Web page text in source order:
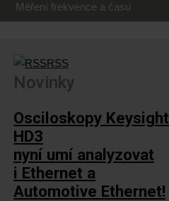
Měření frekvence a času
RSS
Novinky
Osciloskopy Keysight
HD3
nyní umí analyzovat
i Ethernet a
Automotive Ethernet!